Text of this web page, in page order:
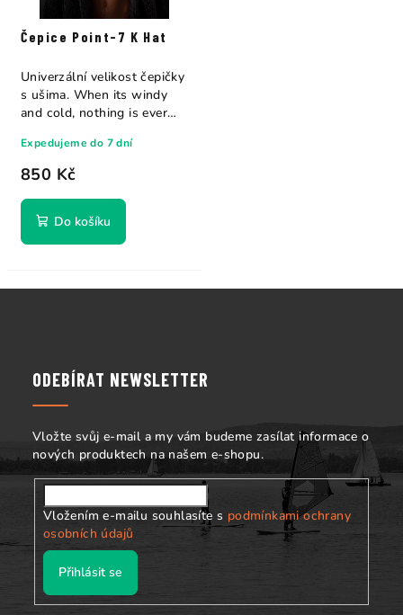
Čepice Point-7 K Hat
850 Kč
Expedujeme do 7 dní
Do košíku
Univerzální velikost čepičky
s ušima. When its windy
and cold, nothing is ever
ODEBÍRAT NEWSLETTER
Vložte svůj e-mail a my vám budeme zasílat informace o
nových produktech na našem e-shopu.
Vložením e-mailu souhlasíte s podmínkami ochrany
osobních údajů
Přihlásit se